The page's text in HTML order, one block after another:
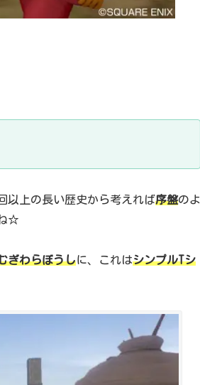
以上の長い歴史から考えれば序盤のよ
☆
ぎわらぼうしに、これはシンプルTシ